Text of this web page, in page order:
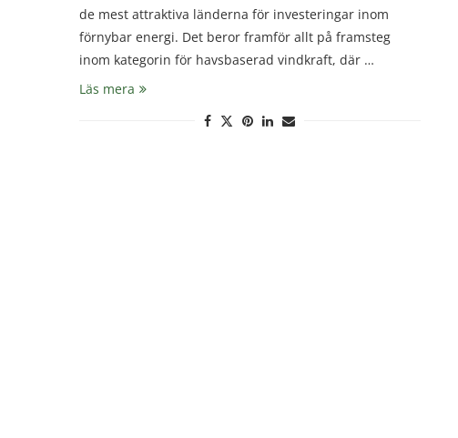
de mest attraktiva länderna för investeringar inom
förnybar energi. Det beror framför allt på framsteg
inom kategorin för havsbaserad vindkraft, där …
Läs mera